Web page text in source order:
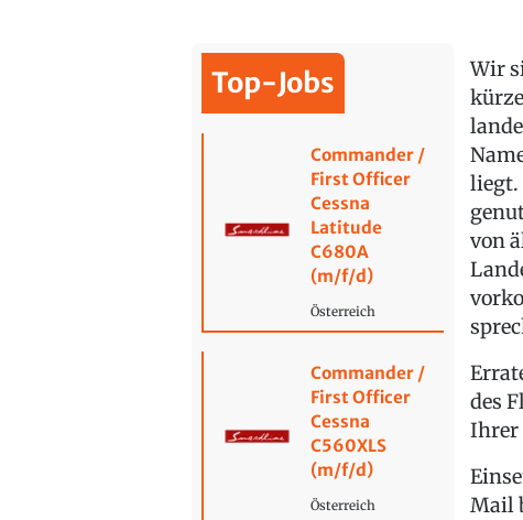
Top-Jobs
Commander /
First Officer
Cessna
Latitude
C680A
(m/f/d)
Österreich
Commander /
First Officer
Cessna
C560XLS
(m/f/d)
Österreich
Wir
liegt.
von
des
Ihrer
Mail